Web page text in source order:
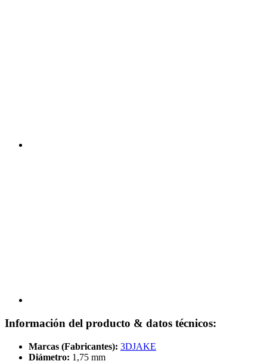
Información del producto & datos técnicos:
Marcas (Fabricantes): 3DJAKE
Diámetro: 1,75 mm